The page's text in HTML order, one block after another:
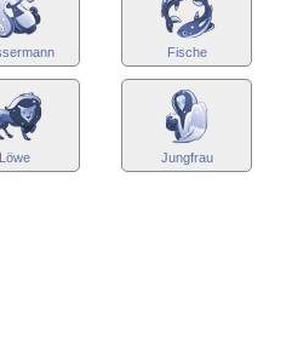
Fische
Löwe Jungfrau